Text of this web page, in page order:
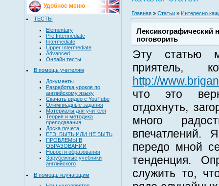
Удобное меню
ТЕСТЫ
Elementary
Pre Intermediate
Intermediate
Upper Intermediate
Advanced
Онлайн тесты
В помощь учителям
Документы
Разработка уроков по
английскому языку
Скачать видео с YouTube
Олимпиадные задания
Материалы для учителя
Теория и методика
преподавания
Доска почета
ЕГЭ: БЫТЬ ИЛИ НЕ БЫТЬ
ПРОБЛЕМЫ В
ОБРАЗОВАНИИ
Новости образования
Зарубежные учебники
английского
В помощь изучающим
Главная » Статьи » Интересно
Лексикографический
поговорить
Эту статью
приятель,
http://
что это
отдохнуть,
много
впечатлений.
передо мной
тенденция.
служить то,